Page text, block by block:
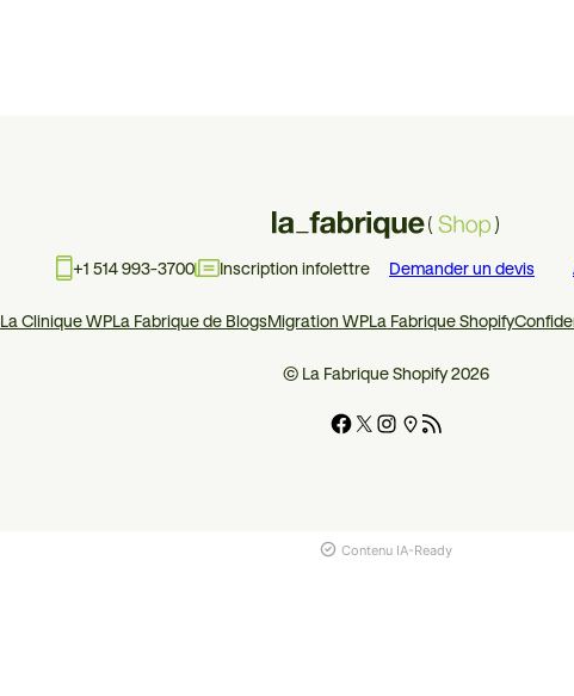
+1 514 993-3700 Inscription infolettre Demander un devis
La Clinique WPLa Fabrique de BlogsMigration WPLa Fabrique Shopify
© La Fabrique Shopify 2026
Contenu IA-Ready